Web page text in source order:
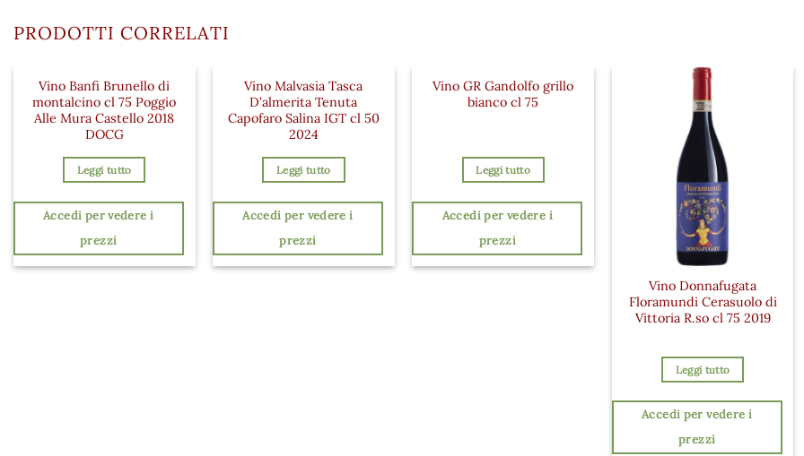
PRODOTTI CORRELATI
Vino Banfi Brunello di
montalcino cl 75 Poggio
Alle Mura Castello 2018
DOCG
Leggi tutto
Accedi per vedere i
prezzi
Vino Malvasia Tasca
D’almerita Tenuta
Capofaro Salina IGT cl 50
2024
Leggi tutto
Accedi per vedere i
prezzi
Vino GR Gandolfo grillo
bianco cl 75
Leggi tutto
Accedi per vedere i
prezzi
Vino Donnafugata
Floramundi Cerasuolo di
Vittoria R.so cl 75 2019
Leggi tutto
Accedi per vedere i
prezzi